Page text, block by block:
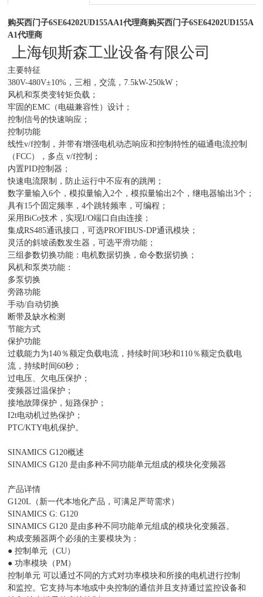
购买西门子6SE64202UD155AA1代理商购买西门子6SE64202UD155A
A1代理商
上海钡斯森工业设备有限公司
主要特征
380V-480V±10%，三相，交流，7.5kW-250kW；
风机和泵类变转矩负载；
牢固的EMC（电磁兼容性）设计；
控制信号的快速响应；
控制功能
线性v/f控制，并带有增强电机动态响应和控制特性的磁通电流控制
（FCC），多点 v/f控制；
内置PID控制器；
快速电流限制，防止运行中不应有的跳闸；
数字量输入6个，模拟量输入2个，模拟量输出2个，继电器输出3个；
具有15个固定频率，4个跳转频率，可编程；
采用BiCo技术，实现I/O端口自由连接；
集成RS485通讯接口，可选PROFIBUS-DP通讯模块；
灵活的斜坡函数发生器，可选平滑功能；
三组参数切换功能：电机数据切换，命令数据切换；
风机和泵类功能：
多泵切换
旁路功能
手动/自动切换
断带及缺水检测
节能方式
保护功能
过载能力为140％额定负载电流，持续时间3秒和110％额定负载电
流，持续时间60秒；
过电压、欠电压保护；
变频器过温保护；
接地故障保护，短路保护；
I2t电动机过热保护；
PTC/KTY电机保护。
SINAMICS G120概述
SINAMICS G120 是由多种不同功能单元组成的模块化变频器
产品详情
G120L（新一代本地化产品，可满足严苛需求）
SINAMICS G: G120
SINAMICS G120 是由多种不同功能单元组成的模块化变频器。
构成变频器两个必须的主要模块为：
● 控制单元（CU）
● 功率模块（PM）
控制单元 可以通过不同的方式对功率模块和所接的电机进行控制
和监控。它支持与本地或中央控制的通信并且支持通过监控设备和